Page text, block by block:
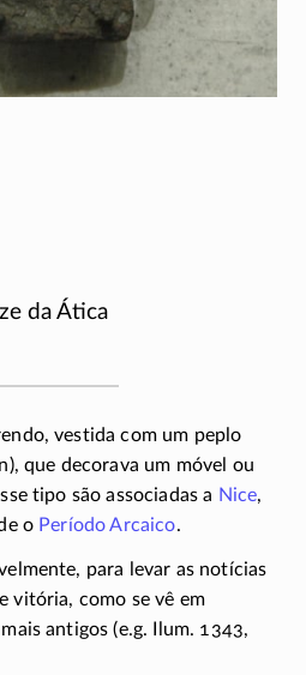
da Ática
vestida com um peplo
que decorava um móvel ou
tipo são associadas a Nice,
o Período Arcaico.
para levar as notícias
vitória, como se vê em
antigos (e.g. Ilum. 1343,